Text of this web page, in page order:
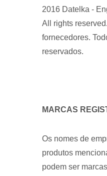
2016 Datelka -
All rights
fornecedores.
reservados.
MARCAS
Os nomes de
produtos
podem ser